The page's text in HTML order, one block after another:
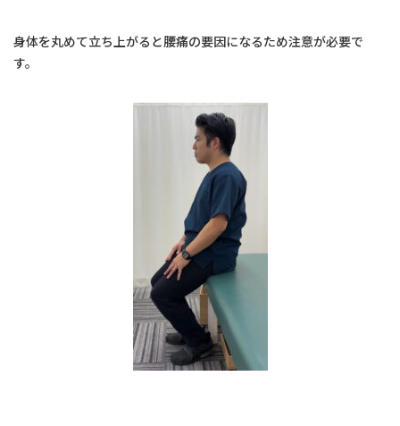
身体を丸めて立ち上がると腰痛の要因になるため注意が必要で
す。